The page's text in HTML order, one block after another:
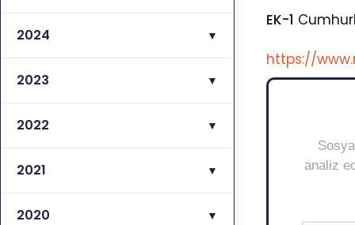
EK-1
https://
analiz
2024 ▼
2023 ▼
2022 ▼
2021 ▼
2020 ▼